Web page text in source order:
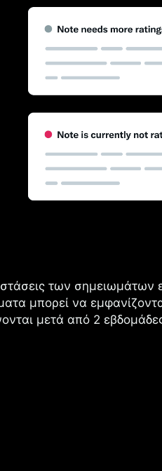
των σημειωμάτων
μπορεί να
μετά από 2